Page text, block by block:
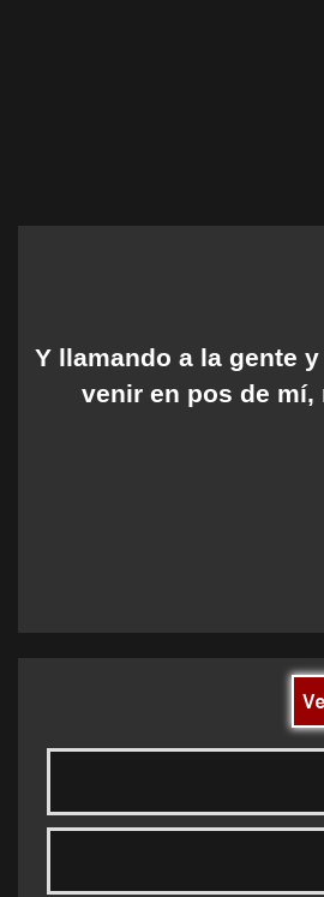
Y llamando a la gente
venir en pos de